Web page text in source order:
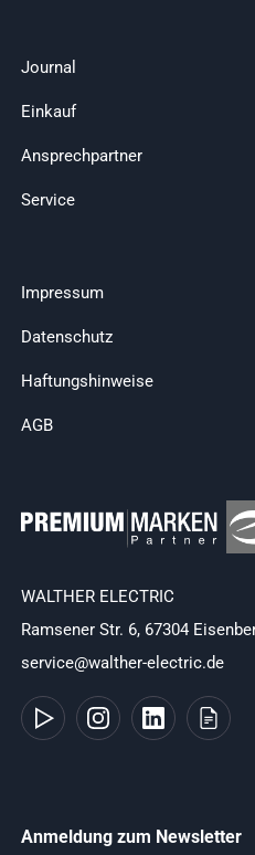
Journal
Einkauf
Ansprechpartner
Service
Impressum
Datenschutz
Haftungshinweise
AGB
WALTHER ELECTRIC
Ramsener Str. 6, 67304
service@walther-electric.de
Anmeldung zum Newsletter